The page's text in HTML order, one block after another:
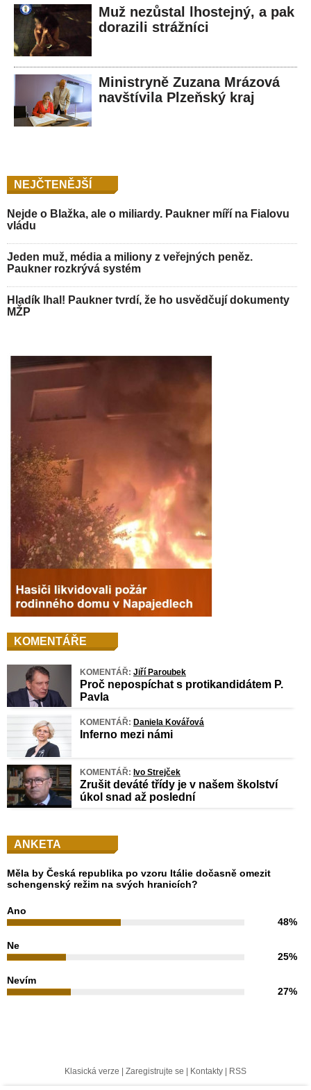
Muž nezůstal lhostejný, a pak
dorazili strážníci
Ministryně Zuzana Mrázová
navštívila Plzeňský kraj
NEJČTENĚJŠÍ
Nejde o Blažka, ale o miliardy. Paukner míří na Fialovu
vládu
Jeden muž, média a miliony z veřejných peněz.
Paukner rozkrývá systém
Hladík lhal! Paukner tvrdí, že ho usvědčují dokumenty
MŽP
KOMENTÁŘE
KOMENTÁŘ: Jiří Paroubek
Proč nepospíchat s protikandidátem P.
Pavla
KOMENTÁŘ: Daniela Kovářová
Inferno mezi námi
KOMENTÁŘ: Ivo Strejček
Zrušit deváté třídy je v našem školství
úkol snad až poslední
ANKETA
Měla by Česká republika po vzoru Itálie dočasně omezit
schengenský režim na svých hranicích?
Ano
48%
Ne
25%
Nevím
27%
Klasická verze Zaregistrujte se Kontakty RSS